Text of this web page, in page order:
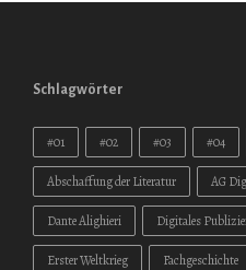
Schlagwörter
#01 #02 #03 #04
Abschaffung der Literatur AG
Dante Alighieri Digitales
Erster Weltkrieg Fachgeschichte